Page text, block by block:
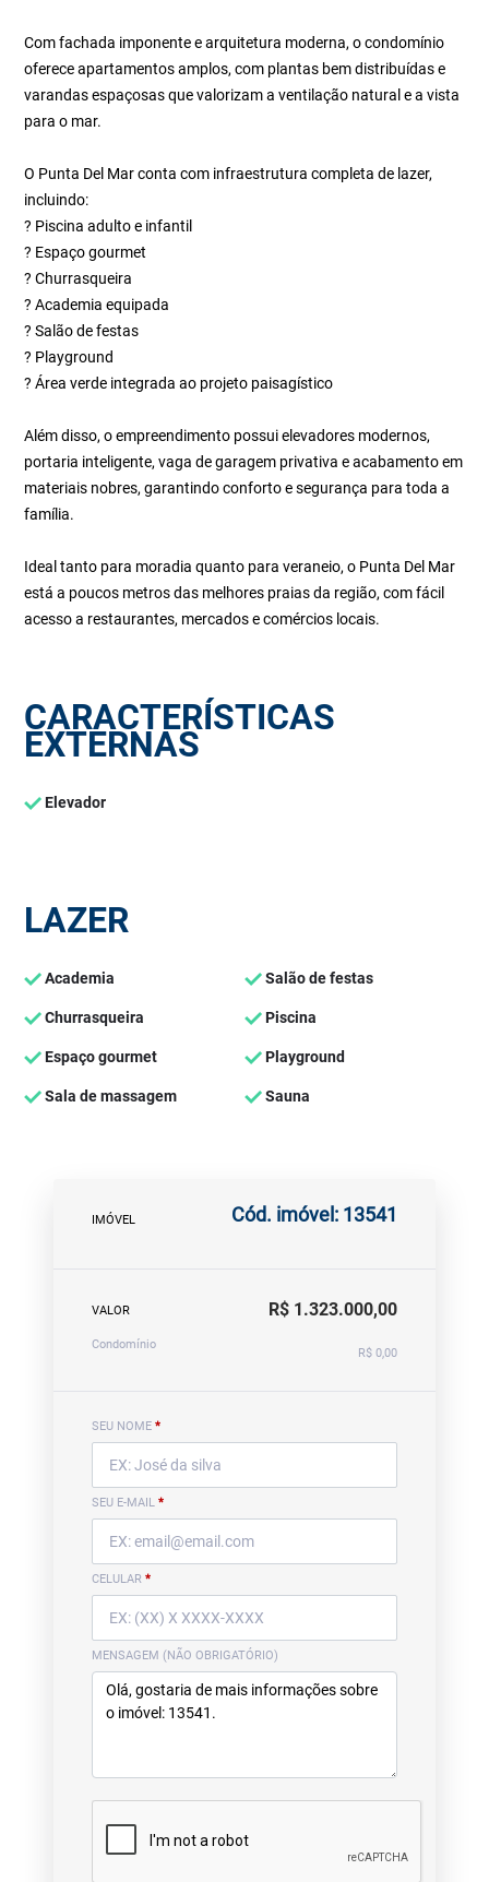
Com fachada imponente e arquitetura moderna, o condomínio
oferece apartamentos amplos, com plantas bem distribuídas e
varandas espaçosas que valorizam a ventilação natural e a vista
para o mar.
O Punta Del Mar conta com infraestrutura completa de lazer,
incluindo:
? Piscina adulto e infantil
? Espaço gourmet
? Churrasqueira
? Academia equipada
? Salão de festas
? Playground
? Área verde integrada ao projeto paisagístico
Além disso, o empreendimento possui elevadores modernos,
portaria inteligente, vaga de garagem privativa e acabamento em
materiais nobres, garantindo conforto e segurança para toda a
família.
Ideal tanto para moradia quanto para veraneio, o Punta Del Mar
está a poucos metros das melhores praias da região, com fácil
acesso a restaurantes, mercados e comércios locais.
CARACTERÍSTICAS
EXTERNAS
Elevador
LAZER
Academia Salão de festas
Churrasqueira Piscina
Espaço gourmet Playground
Sala de massagem Sauna
IMÓVEL Cód. imóvel: 13541
VALOR R$ 1.323.000,00
Condomínio
R$ 0,00
SEU NOME *
SEU E-MAIL *
CELULAR *
MENSAGEM (NÃO OBRIGATÓRIO)